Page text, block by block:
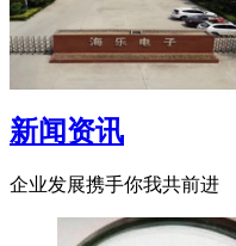
新闻资讯
企业发展携手你我共前进